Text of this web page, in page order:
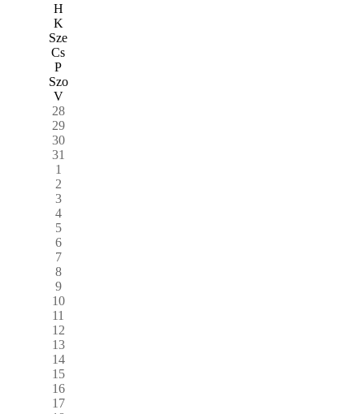
H
K
Sze
Cs
P
Szo
V
28
29
30
31
1
2
3
4
5
6
7
8
9
10
11
12
13
14
15
16
17